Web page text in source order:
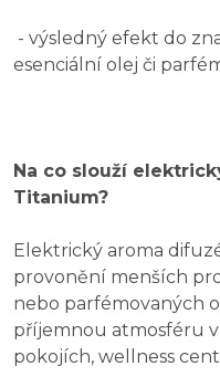
- výsledný efekt do
esenciální olej či
Na co slouží
Titanium?
Elektrický aroma
provonění menších
nebo parfémovaných
příjemnou atmosféru
pokojích, wellness